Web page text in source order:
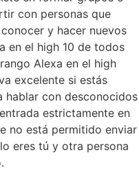
con personas que
y hacer nuevos
en el high 10 de todos
Alexa en el high
excelente si estás
hablar con desconocidos
estrictamente en
no está permitido enviar
eres tú y otra persona